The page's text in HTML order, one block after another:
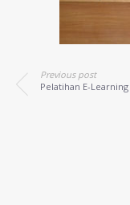
Previous post
Pelatihan E-